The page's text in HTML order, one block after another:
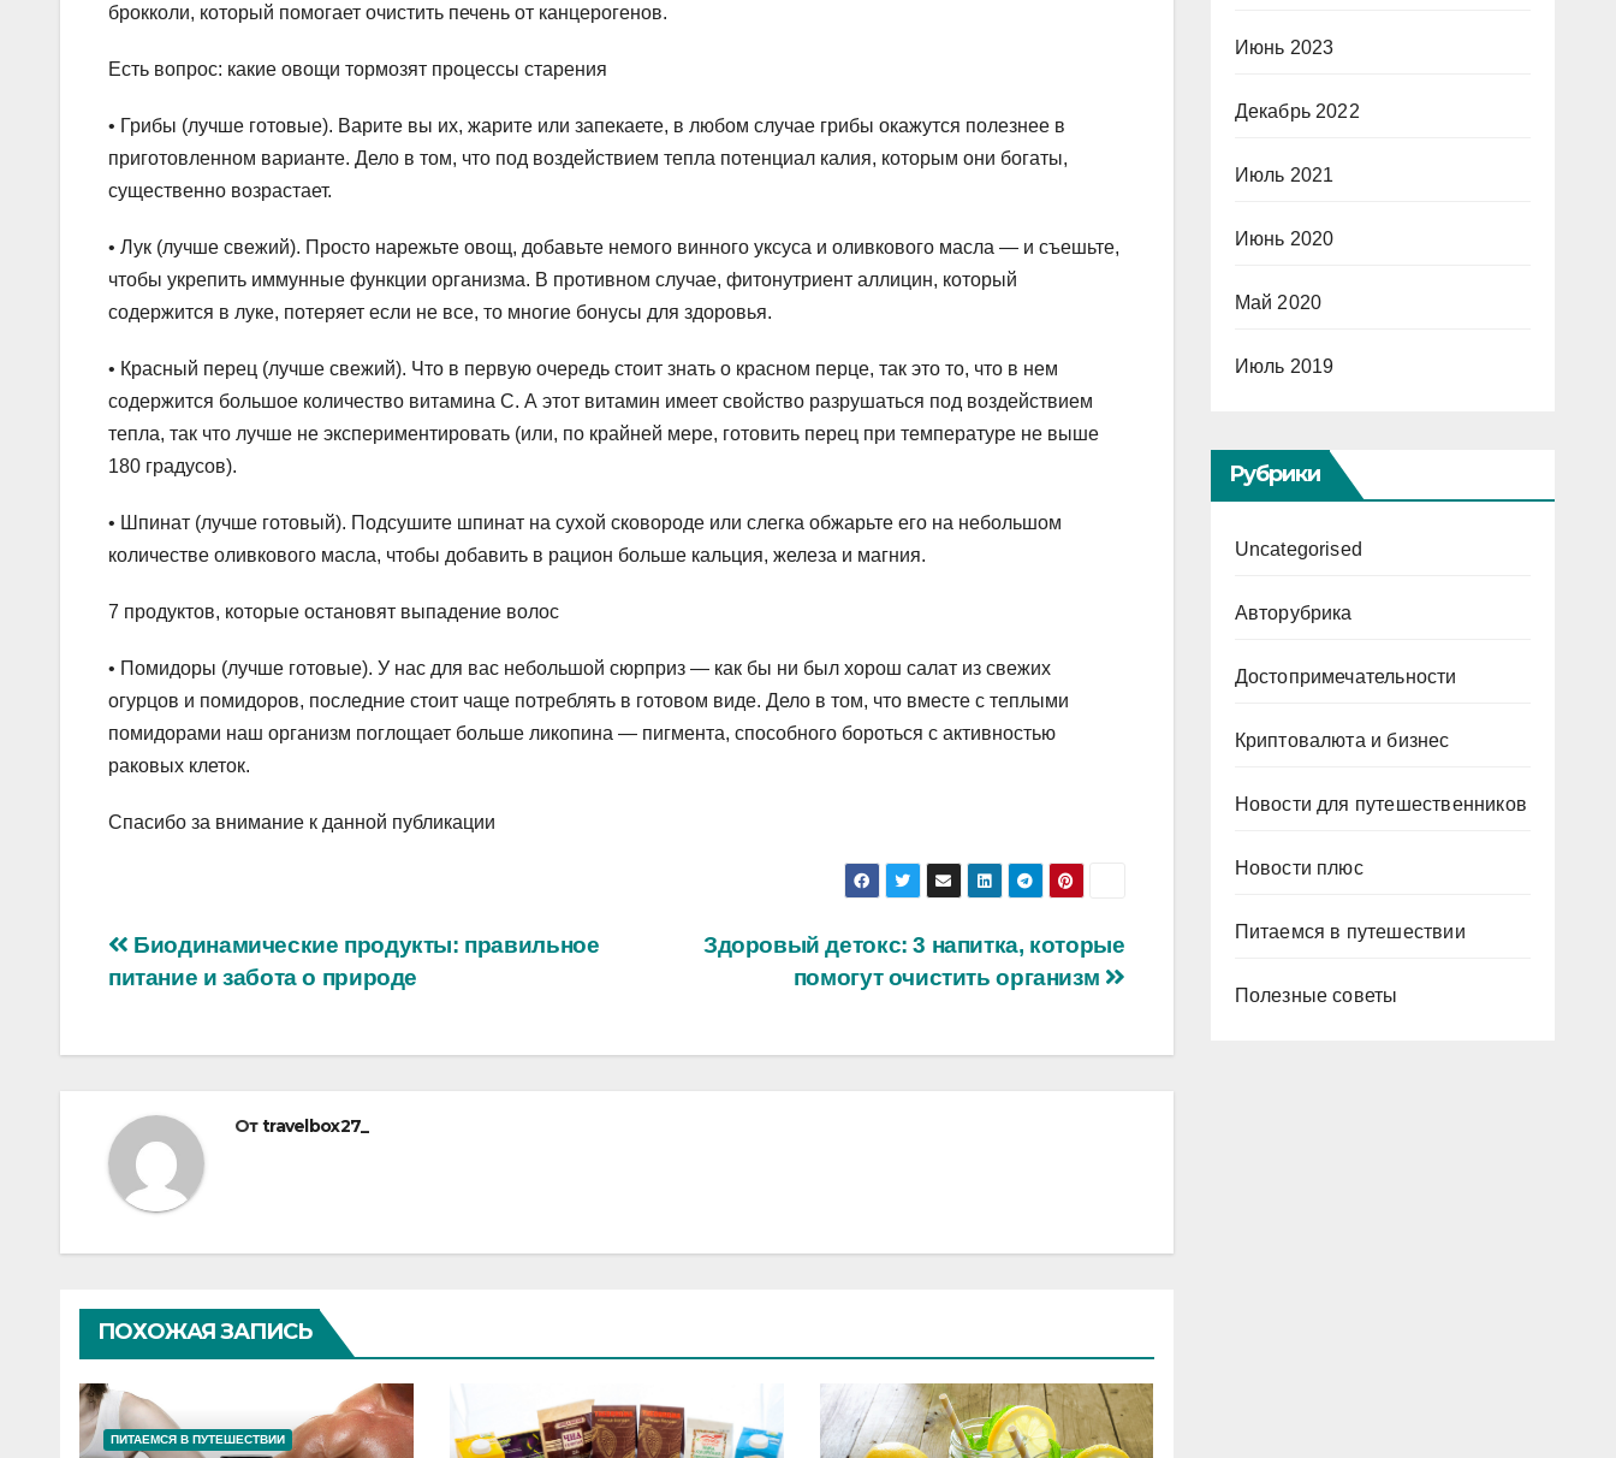
брокколи, который помогает очистить печень от канцерогенов.
Есть вопрос: какие овощи тормозят процессы старения
• Грибы (лучше готовые). Варите вы их, жарите или запекаете, в любом случае грибы окажутся полезнее в
приготовленном варианте. Дело в том, что под воздействием тепла потенциал калия, которым они богаты,
существенно возрастает.
• Лук (лучше свежий). Просто нарежьте овощ, добавьте немого винного уксуса и оливкового масла — и съешьте,
чтобы укрепить иммунные функции организма. В противном случае, фитонутриент аллицин, который
содержится в луке, потеряет если не все, то многие бонусы для здоровья.
• Красный перец (лучше свежий). Что в первую очередь стоит знать о красном перце, так это то, что в нем
содержится большое количество витамина С. А этот витамин имеет свойство разрушаться под воздействием
тепла, так что лучше не экспериментировать (или, по крайней мере, готовить перец при температуре не выше
180 градусов).
• Шпинат (лучше готовый). Подсушите шпинат на сухой сковороде или слегка обжарьте его на небольшом
количестве оливкового масла, чтобы добавить в рацион больше кальция, железа и магния.
7 продуктов, которые остановят выпадение волос
• Помидоры (лучше готовые). У нас для вас небольшой сюрприз — как бы ни был хорош салат из свежих
огурцов и помидоров, последние стоит чаще потреблять в готовом виде. Дело в том, что вместе с теплыми
помидорами наш организм поглощает больше ликопина — пигмента, способного бороться с активностью
раковых клеток.
Спасибо за внимание к данной публикации
Навигация
записям
Здоровый детокс: 3 напитка, которые
помогут очистить организм
Биодинамические продукты: правильное
питание и забота о природе
Отtravelbox27_
ПОХОЖАЯ ЗАПИСЬ
ПИТАЕМСЯ В ПУТЕШЕСТВИИ
Июнь 2023
Декабрь 2022
Июль 2021
Июнь 2020
Май 2020
Июль 2019
Рубрики
Uncategorised
Авторубрика
Достопримечательности
Криптовалюта и бизнес
Новости для путешественников
Новости плюс
Питаемся в путешествии
Полезные советы